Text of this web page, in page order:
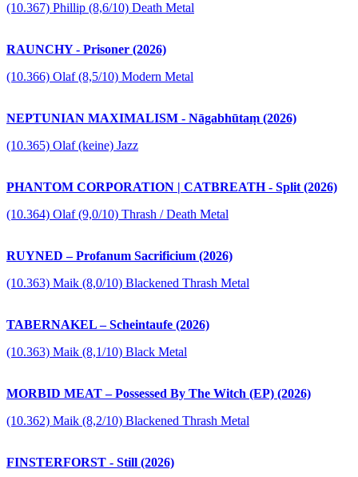
(10.367) Phillip (8,6/10) Death Metal
RAUNCHY - Prisoner (2026)
(10.366) Olaf (8,5/10) Modern Metal
NEPTUNIAN MAXIMALISM - Nāgabhūtaṃ (2026)
(10.365) Olaf (keine) Jazz
PHANTOM CORPORATION | CATBREATH - Split (2026)
(10.364) Olaf (9,0/10) Thrash / Death Metal
RUYNED – Profanum Sacrificium (2026)
(10.363) Maik (8,0/10) Blackened Thrash Metal
TABERNAKEL – Scheintaufe (2026)
(10.363) Maik (8,1/10) Black Metal
MORBID MEAT – Possessed By The Witch (EP) (2026)
(10.362) Maik (8,2/10) Blackened Thrash Metal
FINSTERFORST - Still (2026)